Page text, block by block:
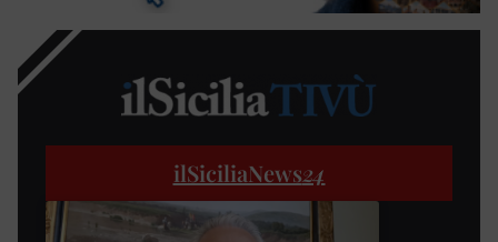
ilSiciliaNews24